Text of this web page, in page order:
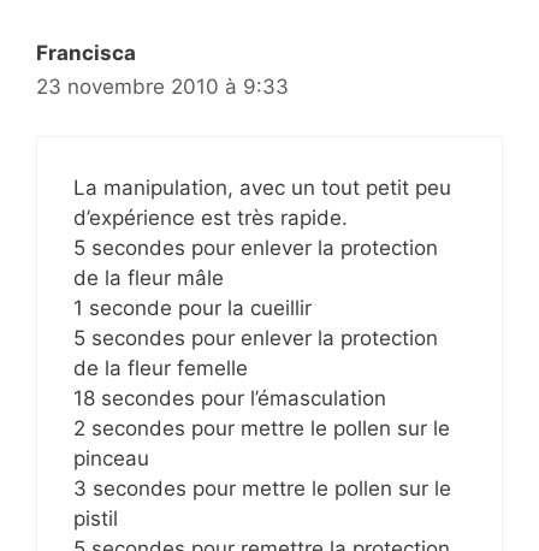
Francisca
23 novembre 2010 à 9:33
La manipulation, avec un tout petit peu
d’expérience est très rapide.
5 secondes pour enlever la protection
de la fleur mâle
1 seconde pour la cueillir
5 secondes pour enlever la protection
de la fleur femelle
18 secondes pour l’émasculation
2 secondes pour mettre le pollen sur le
pinceau
3 secondes pour mettre le pollen sur le
pistil